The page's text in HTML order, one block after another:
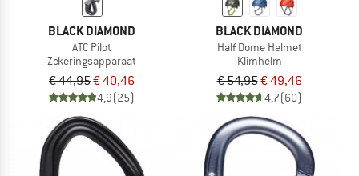
BLACK DIAMOND
ATC Pilot
Zekeringsapparaat
€ 44,95€ 40,46
4,9(25)
BLACK DIAMOND
Half Dome Helmet
Klimhelm
€ 54,95€ 49,46
4,7(60)